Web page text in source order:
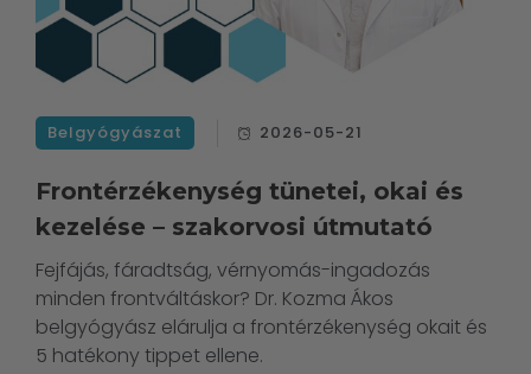
Belgyógyászat 2026-05-21
Frontérzékenység tünetei, okai és
kezelése – szakorvosi útmutató
Fejfájás, fáradtság, vérnyomás-ingadozás
minden frontváltáskor? Dr. Kozma Ákos
belgyógyász elárulja a frontérzékenység okait és
5 hatékony tippet ellene.